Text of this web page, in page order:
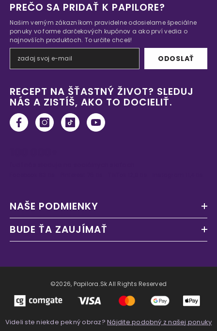
PREČO SA PRIDAŤ K PAPILORE?
Našim verným zákazníkom pravidelne odosielame špeciálne
ponuky vo forme darčekových kupónov a ako prví vedia o
najnovších produktoch. To určite chceš!
ODOSLAŤ
RECEPT NA ŠŤASTNÝ ŽIVOT? SLEDUJ
NÁS A ZISTÍŠ, AKO TO DOCIELIŤ.
NAŠE PODMIENKY
BUDE ŤA ZAUJÍMAŤ
©2026, Papilora.sk All Rights Reserved
Videli ste niekde pekný obraz?Nájdite podobný z našej ponuky